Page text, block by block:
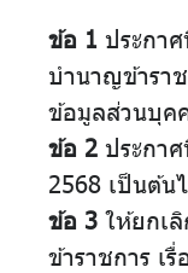
ไทย | Eng
ข้อ 1 ประกา
บำนาญข้ารา
ข้อมูลส่วนบุค
ข้อ 2 ประกา
2568 เป็นต้น
ข้อ 3 ให้ยกเ
ข้าราชการ เ